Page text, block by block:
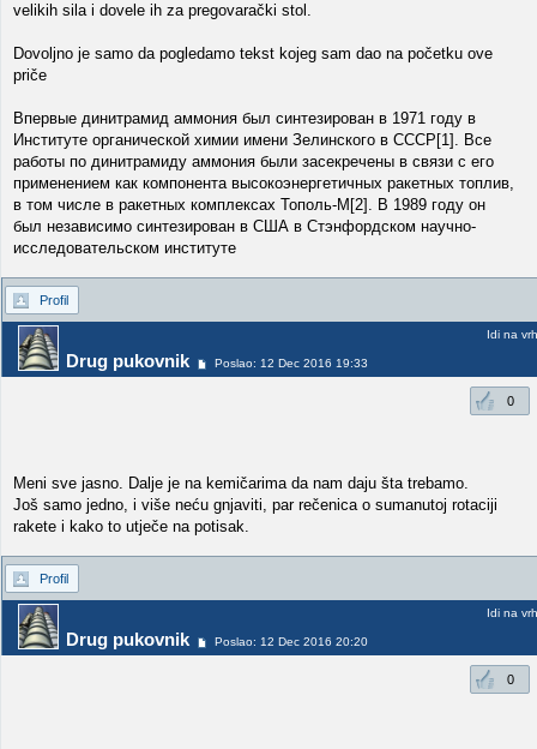
velikih sila i dovele ih za pregovarački stol.
Dovoljno je samo da pogledamo tekst kojeg sam dao na početku ove
priče
Впервые динитрамид аммония был синтезирован в 1971 году в
Институте органической химии имени Зелинского в СССР[1]. Все
работы по динитрамиду аммония были засекречены в связи с его
применением как компонента высокоэнергетичных ракетных топлив,
в том числе в ракетных комплексах Тополь-М[2]. В 1989 году он
был независимо синтезирован в США в Стэнфордском научно-
исследовательском институте
Profil
Drug pukovnik Poslao: 12 Dec 2016 19:33
Idi na vrh
0
Meni sve jasno. Dalje je na kemičarima da nam daju šta trebamo.
Još samo jedno, i više neću gnjaviti, par rečenica o sumanutoj rotaciji
rakete i kako to utječe na potisak.
Profil
Drug pukovnik Poslao: 12 Dec 2016 20:20
Idi na vrh
0